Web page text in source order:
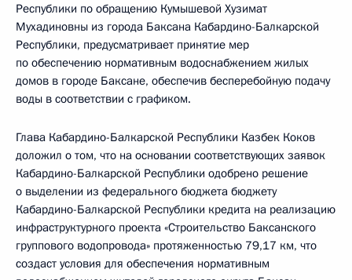
Республики по обращению Кумышевой Хузимат
Мухадиновны из города Баксана Кабардино-Балкарской
Республики, предусматривает принятие мер
по обеспечению нормативным водоснабжением жилых
домов в городе Баксане, обеспечив бесперебойную подачу
воды в соответствии с графиком.
Глава Кабардино-Балкарской Республики Казбек Коков
доложил о том, что на основании соответствующих заявок
Кабардино-Балкарской Республики одобрено решение
о выделении из федерального бюджета бюджету
Кабардино-Балкарской Республики кредита на реализацию
инфраструктурного проекта «Строительство Баксанского
группового водопровода» протяженностью 79,17 км, что
создаст условия для обеспечения нормативным